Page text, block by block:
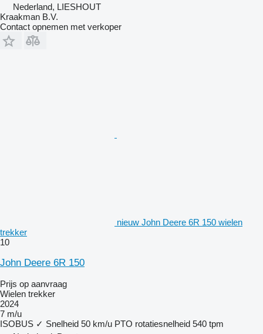
Nederland, LIESHOUT
Kraakman B.V.
Contact opnemen met verkoper
nieuw John Deere 6R 150 wielen
trekker
10
John Deere 6R 150
Prijs op aanvraag
Wielen trekker
2024
7 m/u
ISOBUS ✓ Snelheid 50 km/u PTO rotatiesnelheid 540 tpm